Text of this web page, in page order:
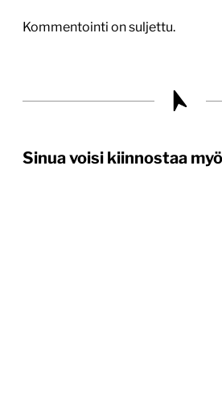
Kommentointi on suljettu.
Sinua voisi kiinnostaa